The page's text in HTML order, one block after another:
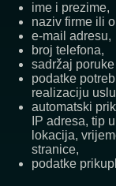
ime i prezime,
naziv firme ili
e-mail adresu,
broj telefona,
sadržaj
podatke
realizaciju
automatski
IP adresa, tip
lokacija,
stranice,
podatke